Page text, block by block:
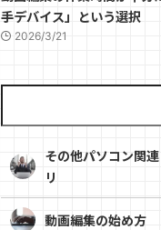
手デバイス」という選択
2026/3/21
その他パソコン関
リ
動画編集の始め方